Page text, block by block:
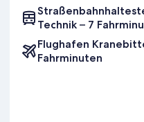
Technik – 7
Flughafen
Fahrminuten